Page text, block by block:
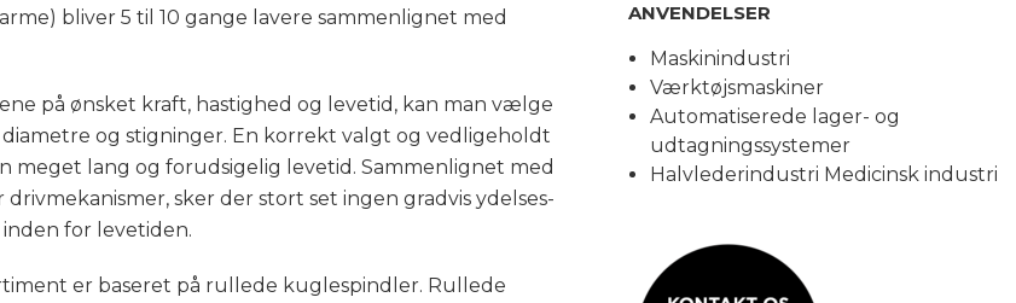
bliver 5 til 10 gange lavere sammenlignet med
på ønsket kraft, hastighed og levetid, kan man vælge
og stigninger. En korrekt valgt og vedligeholdt
meget lang og forudsigelig levetid. Sammenlignet med
sker der stort set ingen gradvis ydelses-
for levetiden.
er baseret på rullede kuglespindler. Rullede
ANVENDELSER
Maskinindustri
Værktøjsmaskiner
Automatiserede lager- og
udtagningssystemer
Halvlederindustri Medicinsk industri